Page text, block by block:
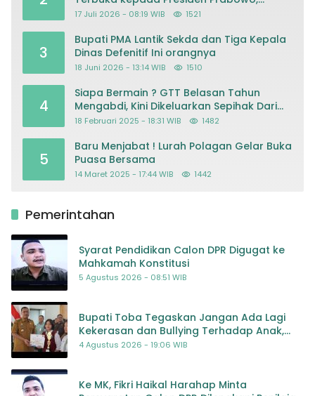
Mohon Keadilan atas Dugaan
17 Juli 2026 - 08:19 WIB 1521
3
Bupati PMA Lantik Sekda dan Tiga Kepala
Dinas Defenitif Ini orangnya
18 Juni 2026 - 13:14 WIB 1510
4
Siapa Bermain ? GTT Belasan Tahun
Mengabdi, Kini Dikeluarkan Sepihak Dari
Dapodik
18 Februari 2025 - 18:31 WIB 1482
5
Baru Menjabat ! Lurah Polagan Gelar Buka
Puasa Bersama
14 Maret 2025 - 17:44 WIB 1442
Pemerintahan
Syarat Pendidikan Calon DPR Digugat ke
Mahkamah Konstitusi
5 Agustus 2026 - 08:51 WIB
Bupati Toba Tegaskan Jangan Ada Lagi
Kekerasan dan Bullying Terhadap Anak,
Dorong Kolaborasi Seluruh Pihak
4 Agustus 2026 - 19:06 WIB
Ke MK, Fikri Haikal Harahap Minta